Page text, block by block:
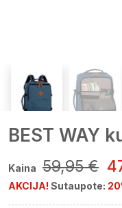
BEST WAY
Kaina 59,95 €
AKCIJA! Sutaupote: